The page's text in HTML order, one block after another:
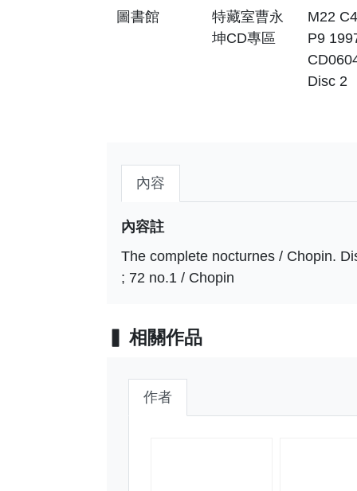
圖書館
特藏室曹永
坤CD專區
M22
P9
Disc 2
內容
內容註
The complete nocturnes / Chopin.
; 72 no.1 / Chopin
相關作品
作者